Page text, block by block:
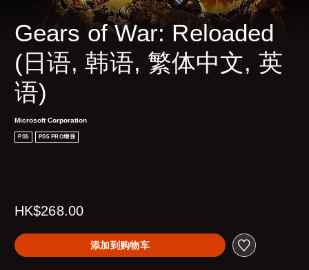
Gears of War: Reloaded
(日语, 韩语, 繁体中文, 英
语)
Microsoft Corporation
PS5 PS5 PRO增强
HK$268.00
添加到购物车